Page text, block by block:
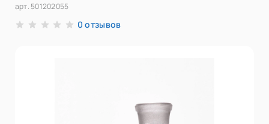
арт. 501202055
0 отзывов